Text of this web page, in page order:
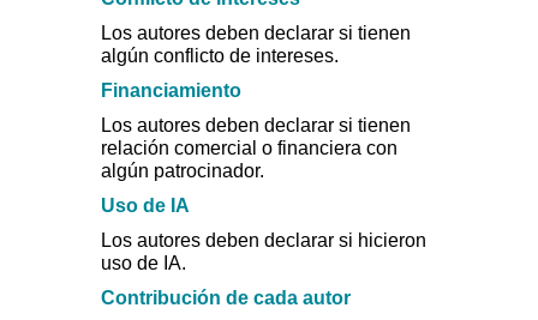
Los autores deben declarar si tienen
algún conflicto de intereses.
Financiamiento
Los autores deben declarar si tienen
relación comercial o financiera con
algún patrocinador.
Uso de IA
Los autores deben declarar si hicieron
uso de IA.
Contribución de cada autor